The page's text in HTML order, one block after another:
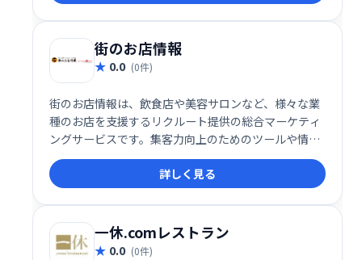
街のお店情報
0.0 (0件)
街のお店情報は、飲食店や美容サロンなど、様々な業
種のお店を支援するリクルート提供の総合マーケティ
ングサービスです。集客力向上のためのツールや情報
を提供し、店舗経営者のビジネス成長をサポートしま
す。
詳しく見る
一休.comレストラン
0.0 (0件)